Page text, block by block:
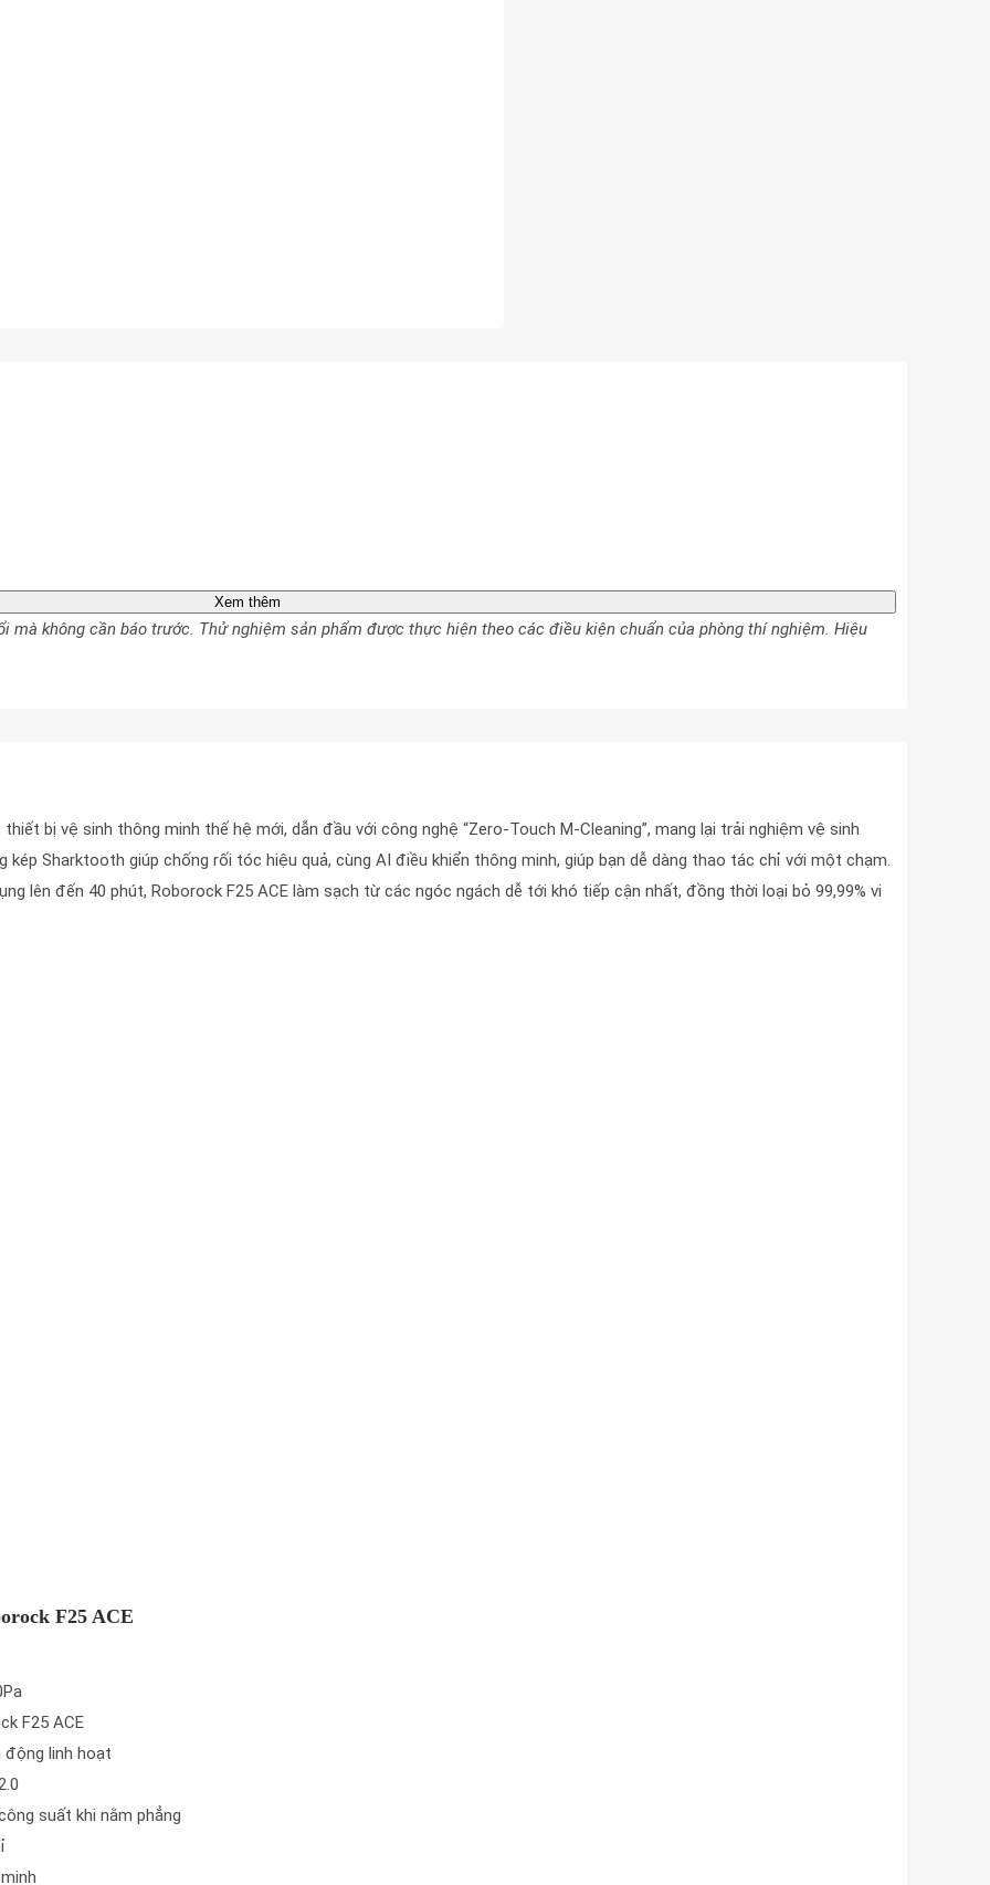
Xem thêm
mà không cần báo trước. Thử nghiệm sản phẩm được thực hiện theo các điều kiện chuẩn của phòng thí nghiệm. Hiệu
bị vệ sinh thông minh thế hệ mới, dẫn đầu với công nghệ “Zero-Touch M-Cleaning”, mang lại trải nghiệm vệ sinh
Sharktooth giúp chống rối tóc hiệu quả, cùng AI điều khiển thông minh, giúp bạn dễ dàng thao tác chỉ với một chạm.
lên đến 40 phút, Roborock F25 ACE làm sạch từ các ngóc ngách dễ tới khó tiếp cận nhất, đồng thời loại bỏ 99,99% vi
F25 ACE
F25 ACE
động linh hoạt
suất khi nằm phẳng